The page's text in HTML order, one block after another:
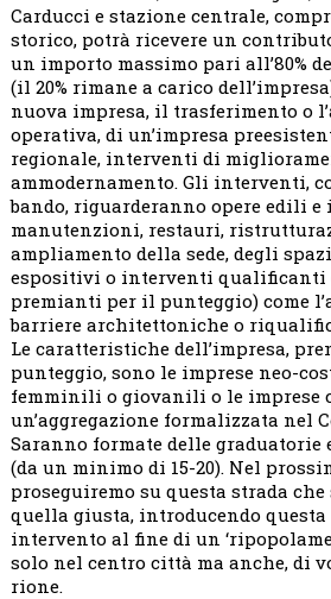
Carducci e stazione centrale,
storico, potrà ricevere un
un importo massimo pari all’80%
(il 20% rimane a carico
nuova impresa, il trasferimento o
operativa, di un’impresa
regionale, interventi di
ammodernamento. Gli interventi,
bando, riguarderanno opere edili
manutenzioni, restauri,
ampliamento della sede, degli
espositivi o interventi qualificanti
premianti per il punteggio) come
barriere architettoniche o
Le caratteristiche dell’impresa,
punteggio, sono le imprese neo-
femminili o giovanili o le imprese
un’aggregazione formalizzata nel
Saranno formate delle
(da un minimo di 15-20). Nel
proseguiremo su questa strada
quella giusta, introducendo
intervento al fine di un
solo nel centro città ma anche, di
rione.